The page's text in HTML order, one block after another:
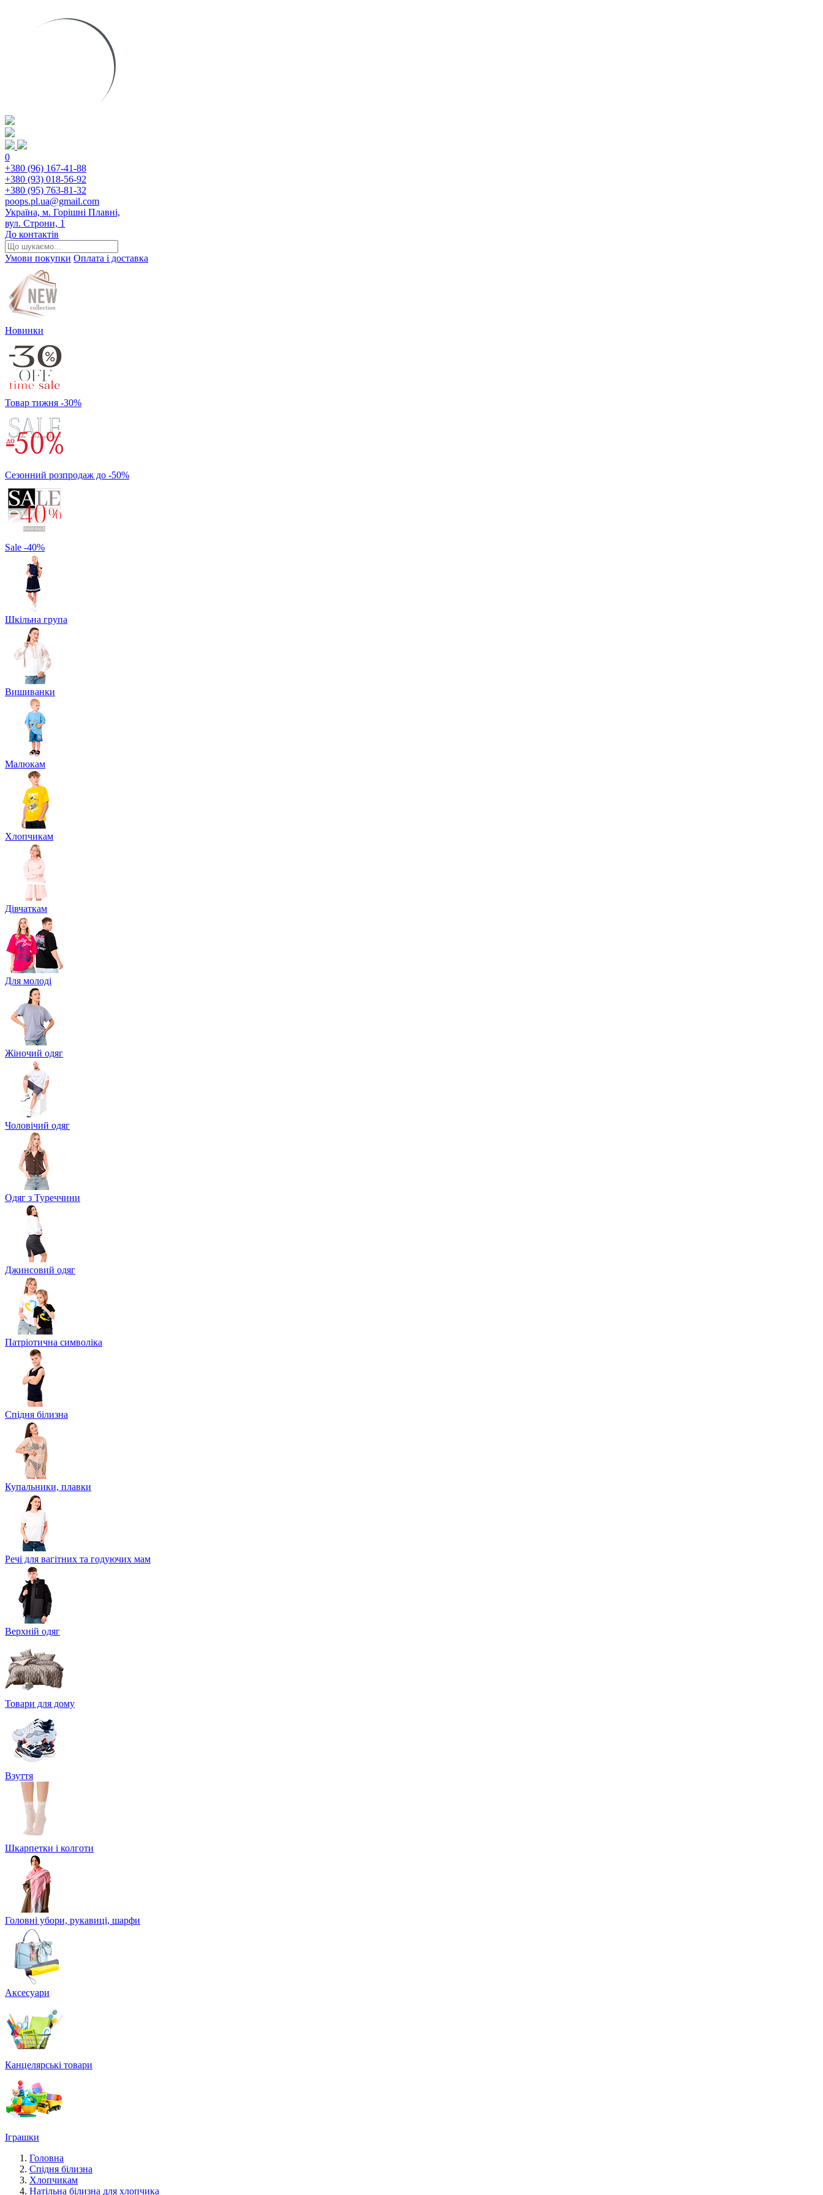
0
+380 (96) 167-41-88
+380 (93) 018-56-92
+380 (95) 763-81-32
poops.pl.ua@gmail.com
Україна, м. Горішні Плавні,
вул. Строни, 1
До контактів
Умови покупки Оплата і доставка
Новинки
Товар тижня -30%
Сезонний розпродаж до -50%
Sale -40%
Шкільна група
Вишиванки
Малюкам
Хлопчикам
Дівчаткам
Для молоді
Жіночий одяг
Чоловічий одяг
Одяг з Туреччини
Джинсовий одяг
Патріотична символіка
Спідня білизна
Купальники, плавки
Речі для вагітних та годуючих мам
Верхній одяг
Товари для дому
Взуття
Шкарпетки і колготи
Головні убори, рукавиці, шарфи
Аксесуари
Канцелярські товари
Іграшки
Головна
Спідня білизна
Хлопчикам
Натільна білизна для хлопчика